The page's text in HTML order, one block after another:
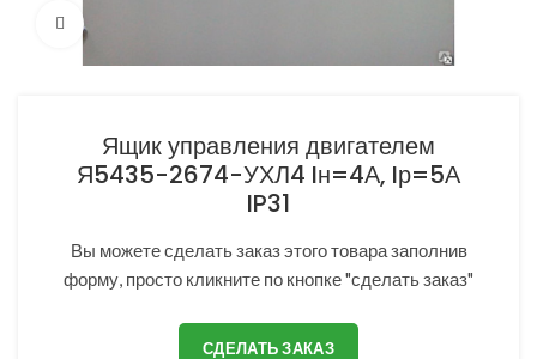
Нажмите, чтобы увеличить
Ящик управления двигателем
Я5435-2674-УХЛ4 Iн=4А, Iр=5А
IP31
Вы можете сделать заказ этого товара заполнив
форму, просто кликните по кнопке "сделать заказ"
СДЕЛАТЬ ЗАКАЗ